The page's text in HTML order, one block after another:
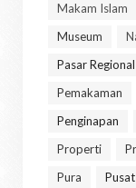
Makam Islam
Museum
Pasar Regional
Pemakaman
Penginapan
Properti
Pura